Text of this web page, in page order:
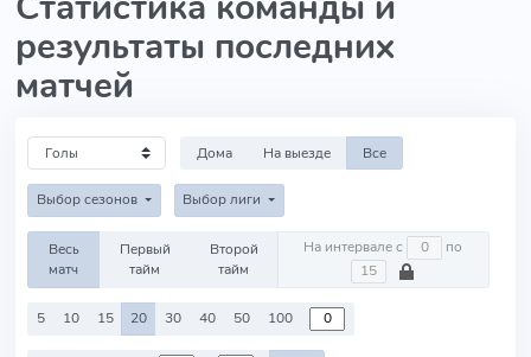
результаты последних
матчей
Дома На выезде Все
Выбор сезонов Выбор лиги
Весь
матч
Первый
тайм
Второй
тайм
На интервале с по
5 10 15 20 30 40 50 100